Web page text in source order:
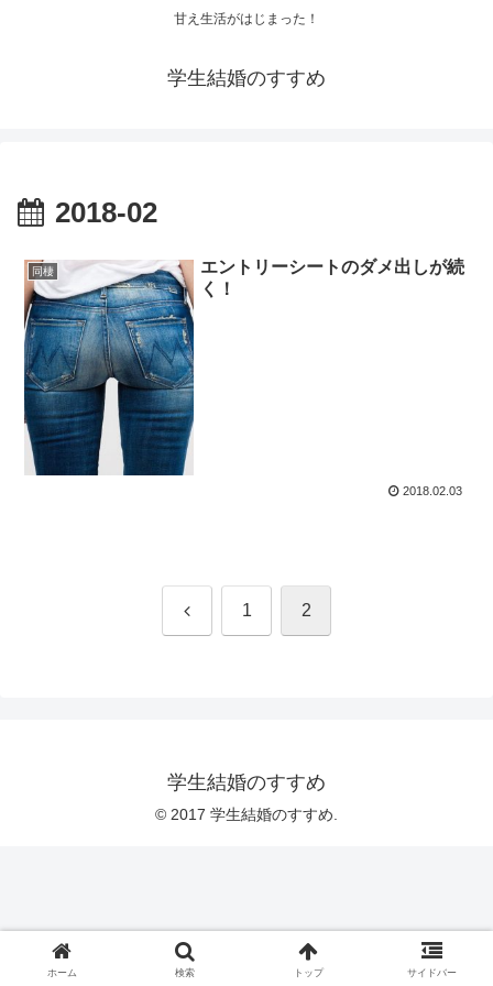
甘え生活がはじまった！
学生結婚のすすめ
2018-02
同棲
エントリーシートのダメ出しが続
く！
2018.02.03
前 1 2
学生結婚のすすめ
© 2017 学生結婚のすすめ.
ホーム 検索 トップ サイドバー